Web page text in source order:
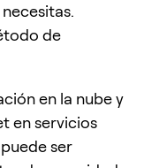
de
en la nube y
en servicios
ser